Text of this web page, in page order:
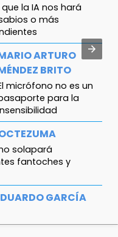
que la IA nos hará
o más
ARTURO
BRITO
micrófono no es un
para la
solapará
fantoches y
GARCÍA
en México